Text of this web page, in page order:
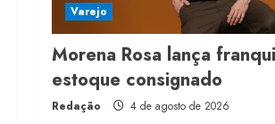
3 de agosto de
Varejo
Morena Rosa lança
estoque consignado
Redação 4 de agosto de 2026